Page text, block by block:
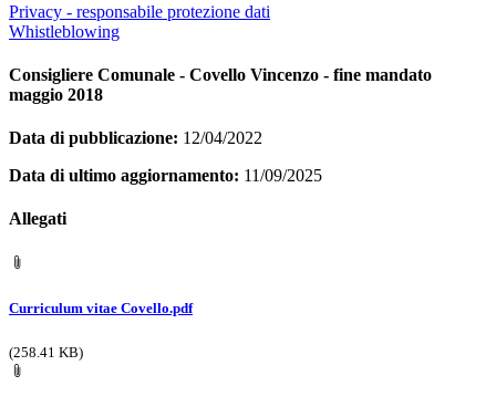
Privacy - responsabile protezione dati
Whistleblowing
Consigliere Comunale - Covello Vincenzo - fine mandato
maggio 2018
Data di pubblicazione: 12/04/2022
Data di ultimo aggiornamento: 11/09/2025
Allegati
Curriculum vitae Covello.pdf
(258.41 KB)